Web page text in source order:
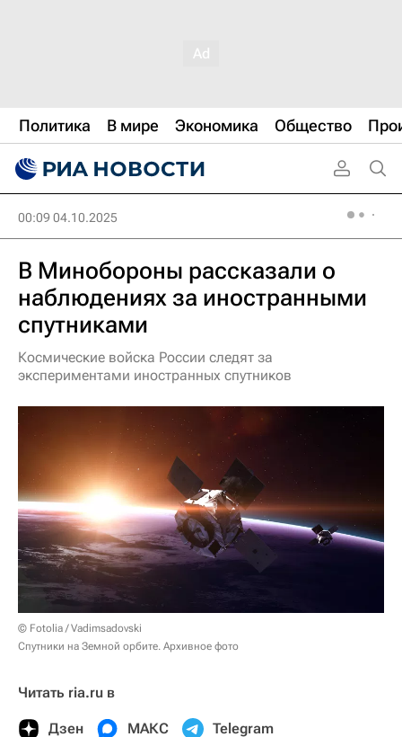
Политика В мире Экономика Общество
00:09 04.10.2025
В Минобороны рассказали о
наблюдениях за иностранными
спутниками
Космические войска России следят за
экспериментами иностранных спутников
© Fotolia / Vadimsadovski
Спутники на Земной орбите. Архивное фото
Читать ria.ru в
Дзен МАКС Telegram